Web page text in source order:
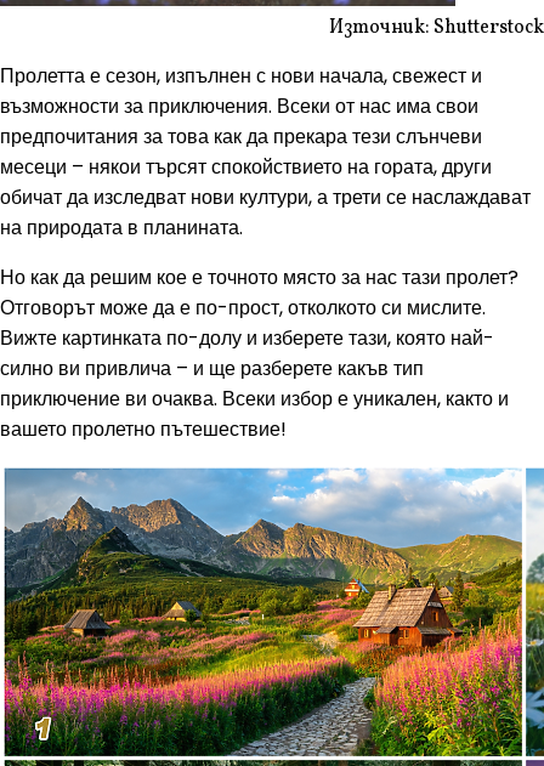
Източник: Shutterstock
Пролетта е сезон, изпълнен с нови начала, свежест и
възможности за приключения. Всеки от нас има свои
предпочитания за това как да прекара тези слънчеви
месеци – някои търсят спокойствието на гората, други
обичат да изследват нови култури, а трети се наслаждават
на природата в планината.
Но как да решим кое е точното място за нас тази пролет?
Отговорът може да е по-прост, отколкото си мислите.
Вижте картинката по-долу и изберете тази, която най-
силно ви привлича – и ще разберете какъв тип
приключение ви очаква. Всеки избор е уникален, както и
вашето пролетно пътешествие!